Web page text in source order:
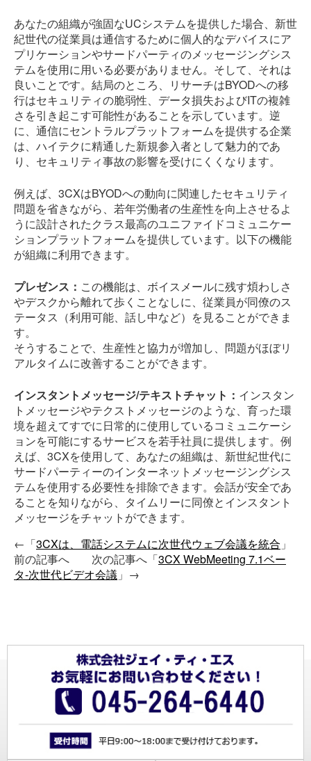
あなたの組織が強固なUCシステムを提供した場合、新世
紀世代の従業員は通信するために個人的なデバイスにア
プリケーションやサードパーティのメッセージングシス
テムを使用に用いる必要がありません。そして、それは
良いことです。結局のところ、リサーチはBYODへの移
行はセキュリティの脆弱性、データ損失およびITの複雑
さを引き起こす可能性があることを示しています。逆
に、通信にセントラルプラットフォームを提供する企業
は、ハイテクに精通した新規参入者として魅力的であ
り、セキュリティ事故の影響を受けにくくなります。
例えば、3CXはBYODへの動向に関連したセキュリティ
問題を省きながら、若年労働者の生産性を向上させるよ
うに設計されたクラス最高のユニファイドコミュニケー
ションプラットフォームを提供しています。以下の機能
が組織に利用できます。
プレゼンス： この機能は、ボイスメールに残す煩わしさ
やデスクから離れて歩くことなしに、従業員が同僚のス
テータス（利用可能、話し中など）を見ることができま
す。
そうすることで、生産性と協力が増加し、問題がほぼリ
アルタイムに改善することができます。
インスタントメッセージ/テキストチャット： インスタン
トメッセージやテクストメッセージのような、育った環
境を超えてすでに日常的に使用しているコミュニケーシ
ョンを可能にするサービスを若手社員に提供します。例
えば、3CXを使用して、あなたの組織は、新世紀世代に
サードパーティーのインターネットメッセージングシス
テムを使用する必要性を排除できます。会話が安全であ
ることを知りながら、タイムリーに同僚とインスタント
メッセージをチャットができます。
←「3CXは、電話システムに次世代ウェブ会議を統合 」
前の記事へ 次の記事へ「3CX WebMeeting 7.1ベー
タ-次世代ビデオ会議 」→